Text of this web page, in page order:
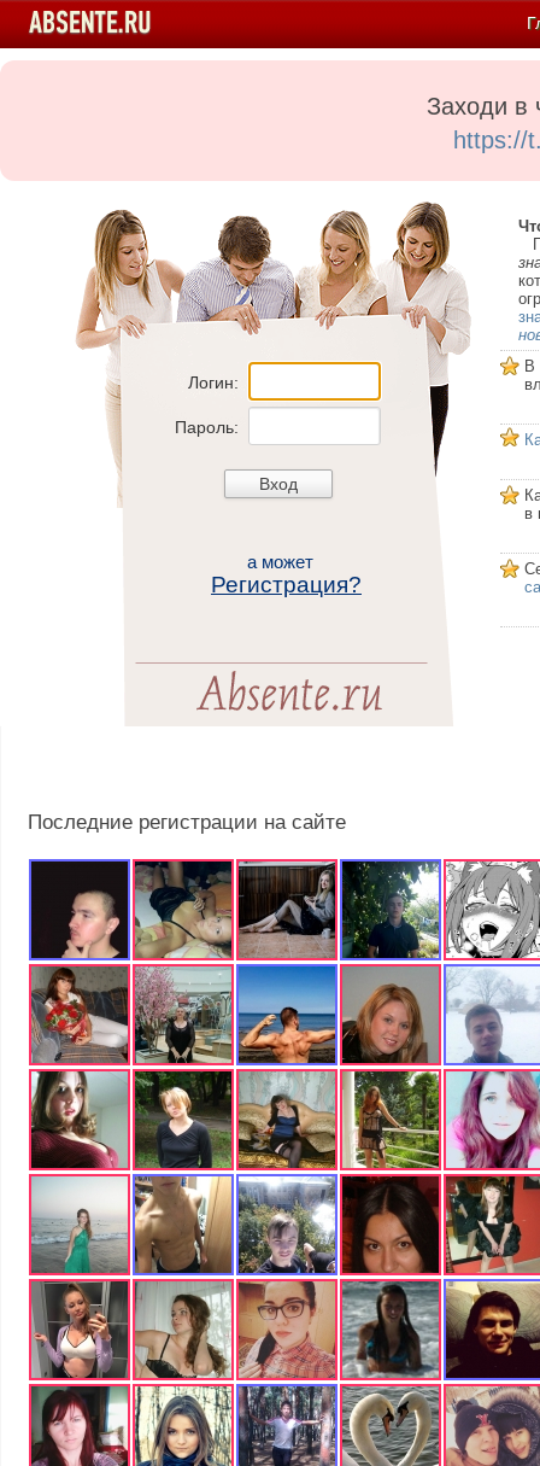
Заходи в
https://
Логин:
Пароль:
а может
Регистрация?
В
в
Последние регистрации на сайте